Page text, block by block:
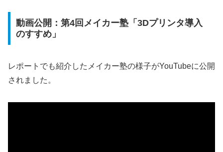
動画公開：第4回メイカー塾「3Dプリンタ導入
のすすめ」
レポートでも紹介したメイカー塾の様子がYouTubeに公開
されました。